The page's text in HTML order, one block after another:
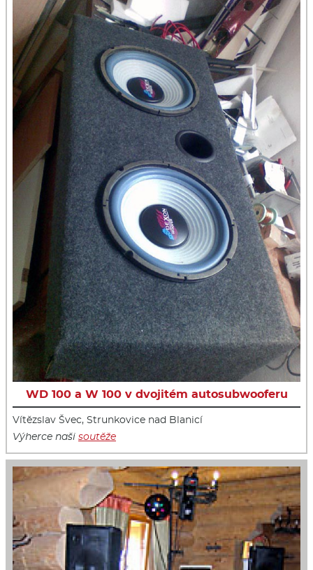
WD 100 a W 100 v dvojitém autosubwooferu
Vítězslav Švec, Strunkovice nad Blanicí
Výherce naši soutěže